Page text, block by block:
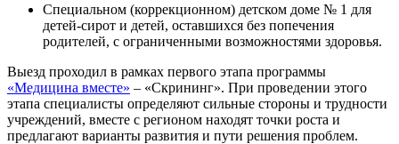
Специальном (коррекционном) детском доме № 1 для
детей-сирот и детей, оставшихся без попечения
родителей, с ограниченными возможностями здоровья.
Выезд проходил в рамках первого этапа программы
«Медицина вместе» – «Скрининг». При проведении этого
этапа специалисты определяют сильные стороны и трудности
учреждений, вместе с регионом находят точки роста и
предлагают варианты развития и пути решения проблем.